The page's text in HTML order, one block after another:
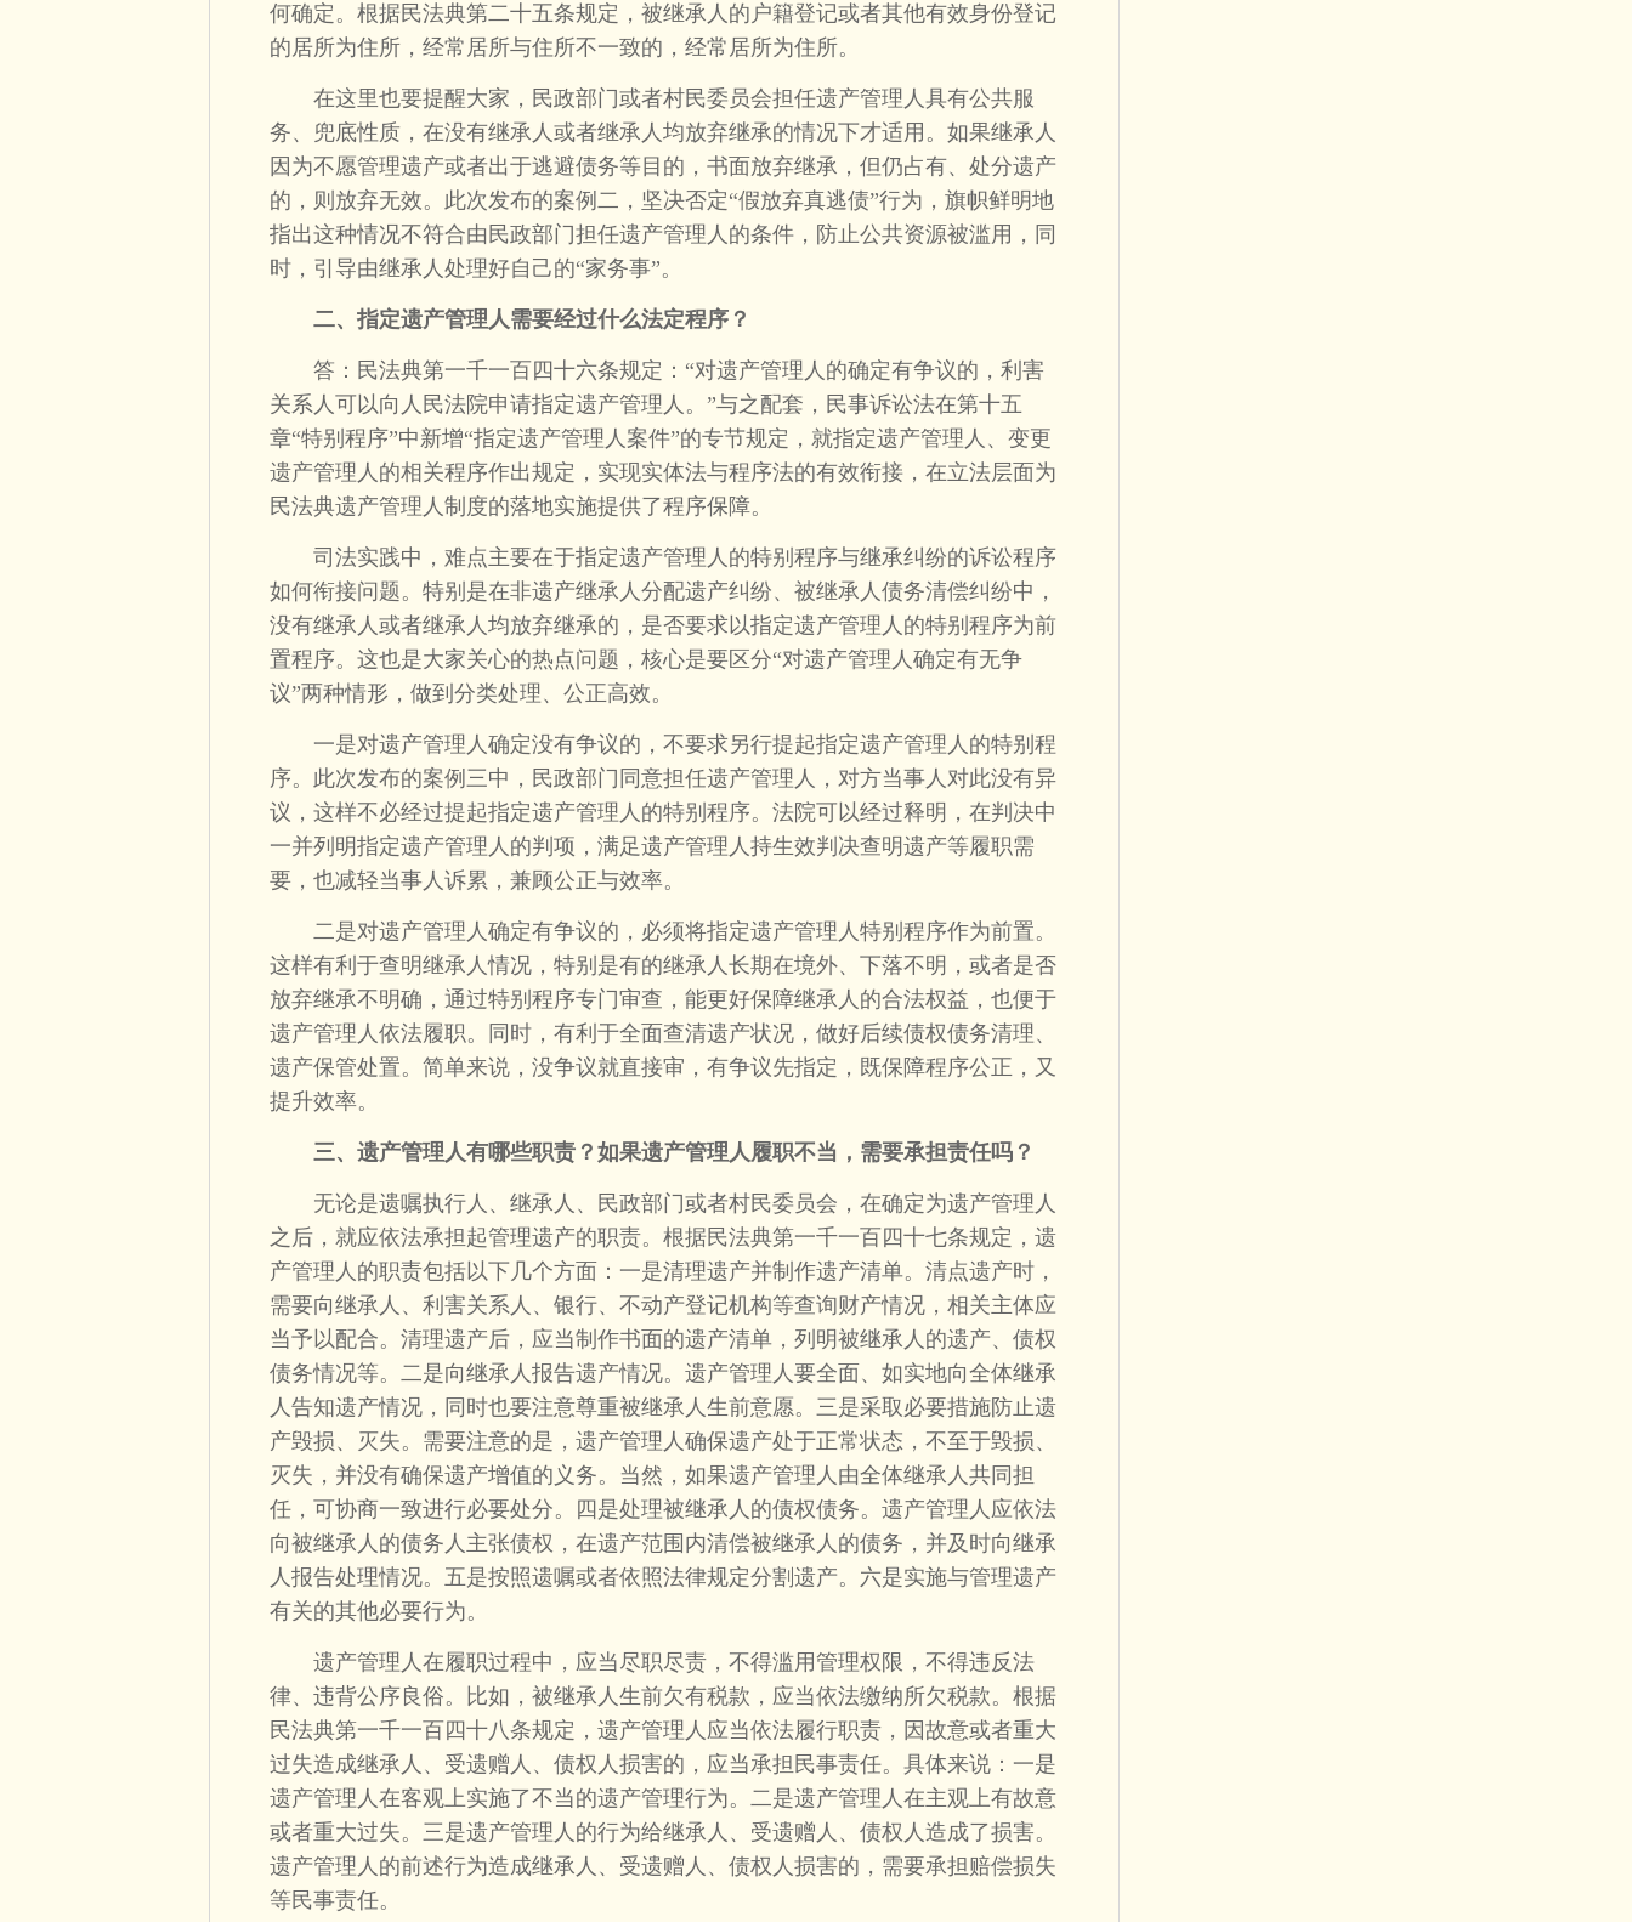
何确定。根据民法典第二十五条规定，被继承人的户籍登记或者其他有效身份登记
的居所为住所，经常居所与住所不一致的，经常居所为住所。
在这里也要提醒大家，民政部门或者村民委员会担任遗产管理人具有公共服
务、兜底性质，在没有继承人或者继承人均放弃继承的情况下才适用。如果继承人
因为不愿管理遗产或者出于逃避债务等目的，书面放弃继承，但仍占有、处分遗产
的，则放弃无效。此次发布的案例二，坚决否定“假放弃真逃债”行为，旗帜鲜明地
指出这种情况不符合由民政部门担任遗产管理人的条件，防止公共资源被滥用，同
时，引导由继承人处理好自己的“家务事”。
二、指定遗产管理人需要经过什么法定程序？
答：民法典第一千一百四十六条规定：“对遗产管理人的确定有争议的，利害
关系人可以向人民法院申请指定遗产管理人。”与之配套，民事诉讼法在第十五
章“特别程序”中新增“指定遗产管理人案件”的专节规定，就指定遗产管理人、变更
遗产管理人的相关程序作出规定，实现实体法与程序法的有效衔接，在立法层面为
民法典遗产管理人制度的落地实施提供了程序保障。
司法实践中，难点主要在于指定遗产管理人的特别程序与继承纠纷的诉讼程序
如何衔接问题。特别是在非遗产继承人分配遗产纠纷、被继承人债务清偿纠纷中，
没有继承人或者继承人均放弃继承的，是否要求以指定遗产管理人的特别程序为前
置程序。这也是大家关心的热点问题，核心是要区分“对遗产管理人确定有无争
议”两种情形，做到分类处理、公正高效。
一是对遗产管理人确定没有争议的，不要求另行提起指定遗产管理人的特别程
序。此次发布的案例三中，民政部门同意担任遗产管理人，对方当事人对此没有异
议，这样不必经过提起指定遗产管理人的特别程序。法院可以经过释明，在判决中
一并列明指定遗产管理人的判项，满足遗产管理人持生效判决查明遗产等履职需
要，也减轻当事人诉累，兼顾公正与效率。
二是对遗产管理人确定有争议的，必须将指定遗产管理人特别程序作为前置。
这样有利于查明继承人情况，特别是有的继承人长期在境外、下落不明，或者是否
放弃继承不明确，通过特别程序专门审查，能更好保障继承人的合法权益，也便于
遗产管理人依法履职。同时，有利于全面查清遗产状况，做好后续债权债务清理、
遗产保管处置。简单来说，没争议就直接审，有争议先指定，既保障程序公正，又
提升效率。
三、遗产管理人有哪些职责？如果遗产管理人履职不当，需要承担责任吗？
无论是遗嘱执行人、继承人、民政部门或者村民委员会，在确定为遗产管理人
之后，就应依法承担起管理遗产的职责。根据民法典第一千一百四十七条规定，遗
产管理人的职责包括以下几个方面：一是清理遗产并制作遗产清单。清点遗产时，
需要向继承人、利害关系人、银行、不动产登记机构等查询财产情况，相关主体应
当予以配合。清理遗产后，应当制作书面的遗产清单，列明被继承人的遗产、债权
债务情况等。二是向继承人报告遗产情况。遗产管理人要全面、如实地向全体继承
人告知遗产情况，同时也要注意尊重被继承人生前意愿。三是采取必要措施防止遗
产毁损、灭失。需要注意的是，遗产管理人确保遗产处于正常状态，不至于毁损、
灭失，并没有确保遗产增值的义务。当然，如果遗产管理人由全体继承人共同担
任，可协商一致进行必要处分。四是处理被继承人的债权债务。遗产管理人应依法
向被继承人的债务人主张债权，在遗产范围内清偿被继承人的债务，并及时向继承
人报告处理情况。五是按照遗嘱或者依照法律规定分割遗产。六是实施与管理遗产
有关的其他必要行为。
遗产管理人在履职过程中，应当尽职尽责，不得滥用管理权限，不得违反法
律、违背公序良俗。比如，被继承人生前欠有税款，应当依法缴纳所欠税款。根据
民法典第一千一百四十八条规定，遗产管理人应当依法履行职责，因故意或者重大
过失造成继承人、受遗赠人、债权人损害的，应当承担民事责任。具体来说：一是
遗产管理人在客观上实施了不当的遗产管理行为。二是遗产管理人在主观上有故意
或者重大过失。三是遗产管理人的行为给继承人、受遗赠人、债权人造成了损害。
遗产管理人的前述行为造成继承人、受遗赠人、债权人损害的，需要承担赔偿损失
等民事责任。